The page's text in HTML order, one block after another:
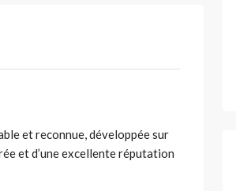
et reconnue, développée sur
et d’une excellente réputation